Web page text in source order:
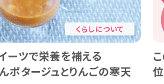
くらしについて
ーツで栄養を補える
ポタージュとりんごの寒天
位